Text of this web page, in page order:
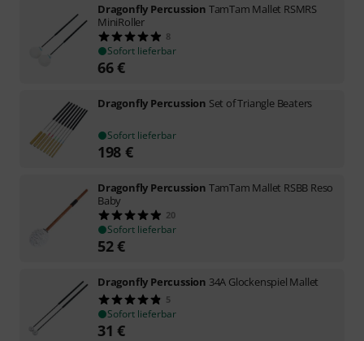
Dragonfly Percussion TamTam Mallet RSMRS
MiniRoller
8
Sofort lieferbar
66€
Dragonfly Percussion Set of Triangle Beaters
Sofort lieferbar
198 €
Dragonfly Percussion TamTam Mallet RSBB Reso
Baby
20
Sofort lieferbar
52€
Dragonfly Percussion 34A Glockenspiel Mallet
5
Sofort lieferbar
31 €